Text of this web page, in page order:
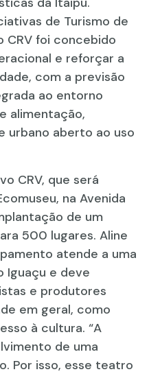
de Turismo de
CRV foi concebido
e reforçar a
com a previsão
ao entorno
alimentação,
urbano aberto ao uso
CRV, que será
na Avenida
de um
500 lugares. Aline
atende a uma
Iguaçu e deve
e produtores
em geral, como
à cultura. “A
de uma
Por isso, esse teatro